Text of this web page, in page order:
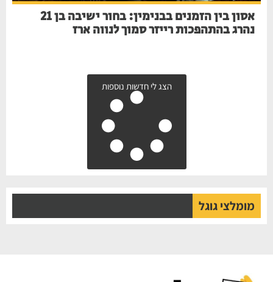
אסון בין הזמנים בבנימין: בחור ישיבה בן 21
נהרג בהתהפכות רייזר סמוך לנווה ארז
הצג לי חדשות נוספות
מומלצי גוגל